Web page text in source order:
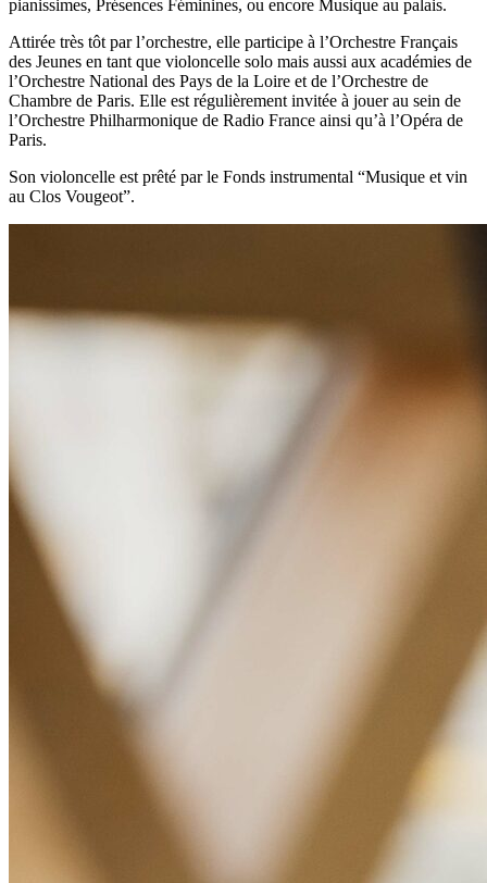
pianissimes, Présences Féminines, ou encore Musique au palais.
Attirée très tôt par l’orchestre, elle participe à l’Orchestre Français
des Jeunes en tant que violoncelle solo mais aussi aux académies de
l’Orchestre National des Pays de la Loire et de l’Orchestre de
Chambre de Paris. Elle est régulièrement invitée à jouer au sein de
l’Orchestre Philharmonique de Radio France ainsi qu’à l’Opéra de
Paris.
Son violoncelle est prêté par le Fonds instrumental “Musique et vin
au Clos Vougeot”.